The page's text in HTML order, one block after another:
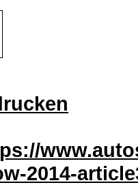
2014-